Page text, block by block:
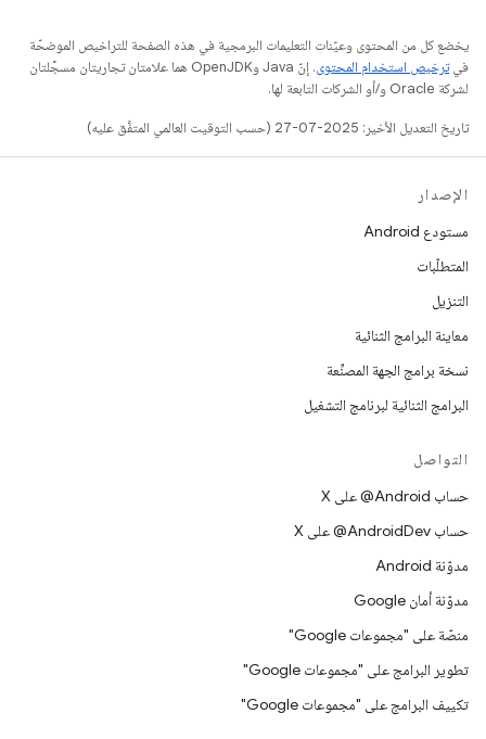
يخضع كل من المحتوى وعيّنات التعليمات البرمجية في هذه الصفحة للتراخيص الموضحّة
فيترخيص استخدام المحتوى
. إنّ Java وOpenJDK هما علامتان تجاريتان مسجَّلتان
لشركة Oracle و/أو الشركات التابعة لها.
تاريخ التعديل الأخير: 2025-07-27 (حسب التوقيت العالمي المتفَّق عليه)
الإصدار
مستودع Android
المتطلّبات
التنزيل
معاينة البرامج الثنائية
نسخة برامج الجهة المصنِّعة
البرامج الثنائية لبرنامج التشغيل
التواصل
حساب ‎@Android على X
حساب ‎@AndroidDev على X
مدوّنة Android
مدوّنة أمان Google
منصّة على "مجموعات Google"
تطوير البرامج على "مجموعات Google"
تكييف البرامج على "مجموعات Google"